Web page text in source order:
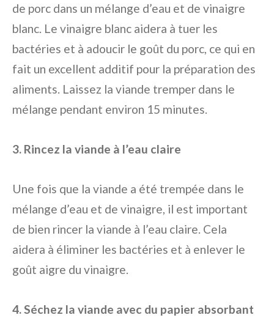
de porc dans un mélange d’eau et de vinaigre
blanc. Le vinaigre blanc aidera à tuer les
bactéries et à adoucir le goût du porc, ce qui en
fait un excellent additif pour la préparation des
aliments. Laissez la viande tremper dans le
mélange pendant environ 15 minutes.
3. Rincez la viande à l’eau claire
Une fois que la viande a été trempée dans le
mélange d’eau et de vinaigre, il est important
de bien rincer la viande à l’eau claire. Cela
aidera à éliminer les bactéries et à enlever le
goût aigre du vinaigre.
4. Séchez la viande avec du papier absorbant